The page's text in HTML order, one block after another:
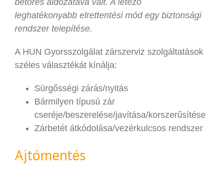
leghatékonyabb elrettentési mód egy biztonsági
rendszer telepítése.
A HUN Gyorsszolgálat zárszerviz szolgáltatások
széles választékát kínálja:
Sürgősségi zárás/nyitás
Bármilyen típusú zár
cseréje/beszerelése/javítása/korszerűsítése
Zárbetét átkódolása/vezérkulcsos rendszer
Ajtómentés